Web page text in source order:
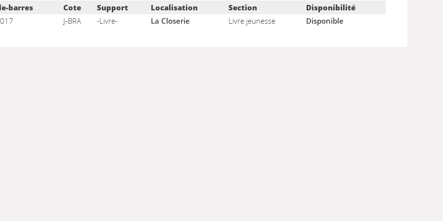
des exemplaires
barres Cote Support Localisation Section
Disponibilité
J-BRA -Livre- La Closerie Livre jeunesse Disponible